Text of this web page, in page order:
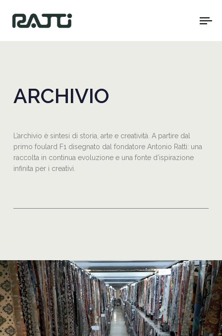
ARCHIVIO
L’archivio è sintesi di storia, arte e creatività. A partire dal
primo foulard F1 disegnato dal fondatore Antonio Ratti: una
raccolta in continua evoluzione e una fonte d’ispirazione
infinita per i creativi.